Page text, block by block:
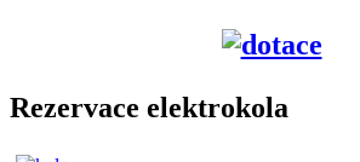
Rezervace elektrokola